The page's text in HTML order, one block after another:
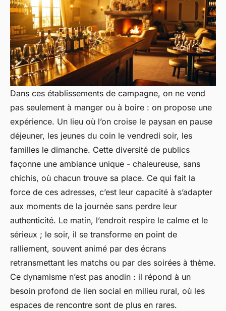
Dans ces établissements de campagne, on ne vend
pas seulement à manger ou à boire : on propose une
expérience. Un lieu où l’on croise le paysan en pause
déjeuner, les jeunes du coin le vendredi soir, les
familles le dimanche. Cette diversité de publics
façonne une ambiance unique - chaleureuse, sans
chichis, où chacun trouve sa place. Ce qui fait la
force de ces adresses, c’est leur capacité à s’adapter
aux moments de la journée sans perdre leur
authenticité. Le matin, l’endroit respire le calme et le
sérieux ; le soir, il se transforme en point de
ralliement, souvent animé par des écrans
retransmettant les matchs ou par des soirées à thème.
Ce dynamisme n’est pas anodin : il répond à un
besoin profond de lien social en milieu rural, où les
espaces de rencontre sont de plus en rares.